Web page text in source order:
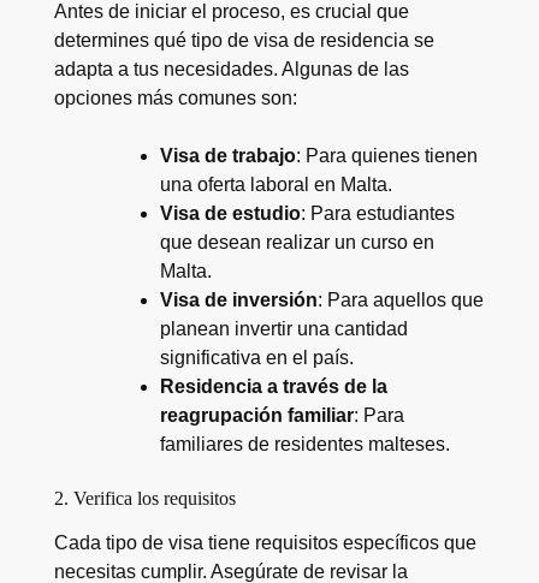
Antes de iniciar el proceso, es crucial que
determines qué tipo de visa de residencia se
adapta a tus necesidades. Algunas de las
opciones más comunes son:
Visa de trabajo: Para quienes tienen
una oferta laboral en Malta.
Visa de estudio: Para estudiantes
que desean realizar un curso en
Malta.
Visa de inversión: Para aquellos que
planean invertir una cantidad
significativa en el país.
Residencia a través de la
reagrupación familiar: Para
familiares de residentes malteses.
2. Verifica los requisitos
Cada tipo de visa tiene requisitos específicos que
necesitas cumplir. Asegúrate de revisar la